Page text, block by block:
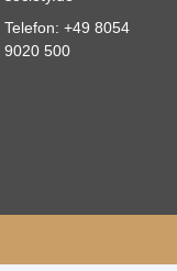
Telefon: +49 8054
9020 500